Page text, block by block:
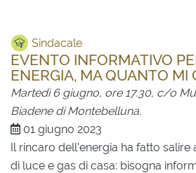
Sindacale
EVENTO INFORMATIVO
ENERGIA, MA QUANTO MI
Martedì 6 giugno, ore 17.30, c/o
Biadene di Montebelluna.
01 giugno 2023
Il rincaro dell'energia ha fatto
di luce e gas di casa: bisogna